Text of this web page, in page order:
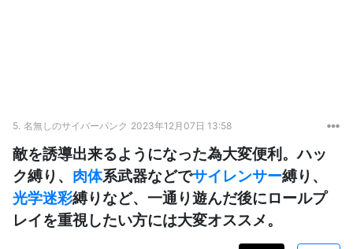
5. 名無しのサイバーパンク 2023年12月07日 13:58
敵を誘導出来るようになった為大変便利。ハッ
ク縛り、 肉体系武器などでサイレンサー縛り、
光学迷彩縛りなど、一通り遊んだ後にロールプ
レイを重視したい方には大変オススメ。